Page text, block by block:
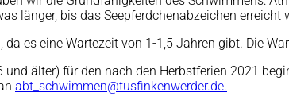
länger, bis das Seepferdchenabzeichen
da es eine Wartezeit von 1-1,5 Jahren gibt. Die
älter) für den nach den Herbstferien 2021
abt_schwimmen@tusfinkenwerder.de.